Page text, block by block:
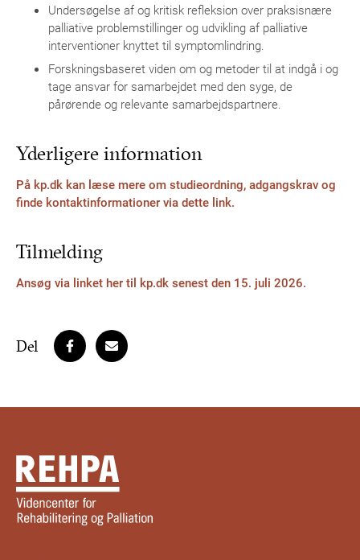
Undersøgelse af og kritisk refleksion over praksisnære
palliative problemstillinger og udvikling af palliative
interventioner knyttet til symptomlindring.
Forskningsbaseret viden om og metoder til at indgå i og
tage ansvar for samarbejdet med den syge, de
pårørende og relevante samarbejdspartnere.
Yderligere information
På kp.dk kan læse mere om studieordning, adgangskrav og
finde kontaktinformationer via dette link.
Tilmelding
Ansøg via linket her til kp.dk senest den 15. juli 2026.
Del